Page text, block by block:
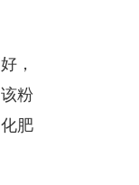
，
粉
肥